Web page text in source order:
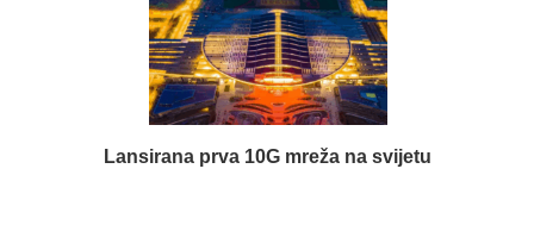
Lansirana prva 10G mreža na svijetu